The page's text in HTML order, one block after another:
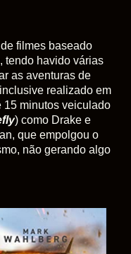
filmes baseado
tendo havido várias
as aventuras de
realizado em
15 minutos veiculado
) como Drake e
que empolgou o
não gerando algo